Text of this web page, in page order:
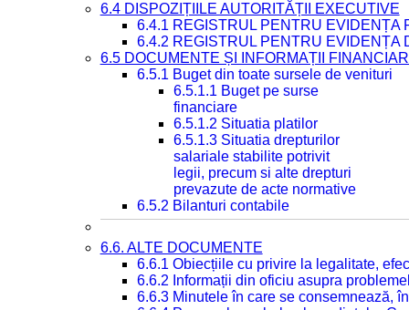
6.4 DISPOZIȚIILE AUTORITĂȚII EXECUTIVE
6.4.1 REGISTRUL PENTRU EVIDENȚA
6.4.2 REGISTRUL PENTRU EVIDENȚA
6.5 DOCUMENTE ȘI INFORMAȚII
6.5.1 Buget din toate sursele de venituri
6.5.1.1 Buget pe surse
financiare
6.5.1.2 Situatia platilor
6.5.1.3 Situatia drepturilor
salariale stabilite potrivit
legii, precum si alte drepturi
prevazute de acte normative
6.5.2 Bilanturi contabile
6.6. ALTE DOCUMENTE
6.6.1 Obiecțiile cu privire la legalitate,
6.6.2 Informații din oficiu asupra
6.6.3 Minutele în care se consemnează,